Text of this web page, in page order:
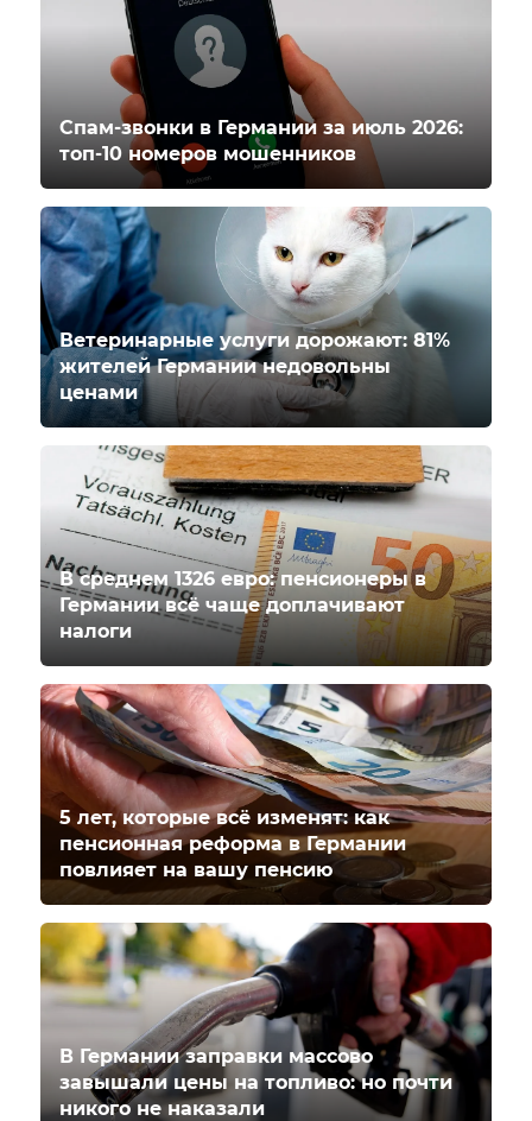
Спам-звонки в Германии за июль 2026:
топ-10 номеров мошенников
Ветеринарные услуги дорожают: 81%
жителей Германии недовольны
ценами
В среднем 1326 евро: пенсионеры в
Германии всё чаще доплачивают
налоги
5 лет, которые всё изменят: как
пенсионная реформа в Германии
повлияет на вашу пенсию
В Германии заправки массово
завышали цены на топливо: но почти
никого не наказали